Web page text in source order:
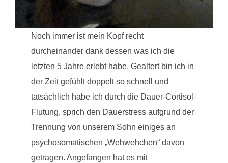
Noch immer ist mein Kopf recht
durcheinander dank dessen was ich die
letzten 5 Jahre erlebt habe. Gealtert bin ich in
der Zeit gefühlt doppelt so schnell und
tatsächlich habe ich durch die Dauer-Cortisol-
Flutung, sprich den Dauerstress aufgrund der
Trennung von unserem Sohn einiges an
psychosomatischen „Wehwehchen“ davon
getragen. Angefangen hat es mit